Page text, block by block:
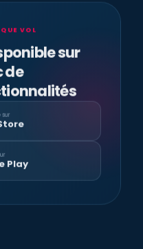
VOL
sur
de
sur
Play